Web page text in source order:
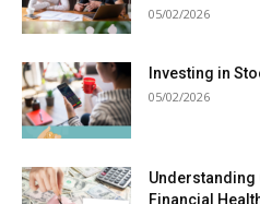
05/02/2026
Investing in
05/02/2026
Understanding
Financial